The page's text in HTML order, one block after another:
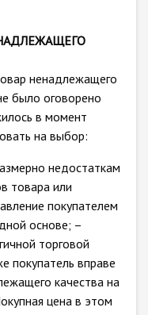
ненадлежащего
было оговорено
в момент
на выбор:
недостаткам
товара или
покупателем
основе; –
торговой
покупатель вправе
качества на
цена в этом